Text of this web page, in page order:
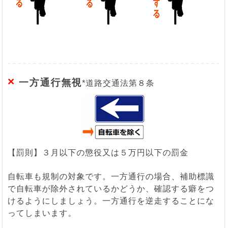
× 一方通行無視*道路交通法第８条
【罰則】３月以下の懲役又は５万円以下の罰金
自転車も規制の対象です。一方通行の場合、補助標識
で自転車が除外されているかどうか、確認する癖をつ
けるようにしましょう。一方通行を逆走することにな
ってしまいます。